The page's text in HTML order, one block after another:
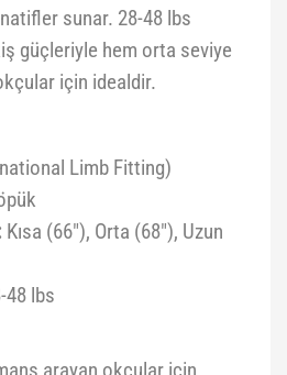
sunar. 28-48 lbs
güçleriyle hem orta seviye
için idealdir.
Limb Fitting)
Kısa (66"), Orta (68"), Uzun
48 lbs